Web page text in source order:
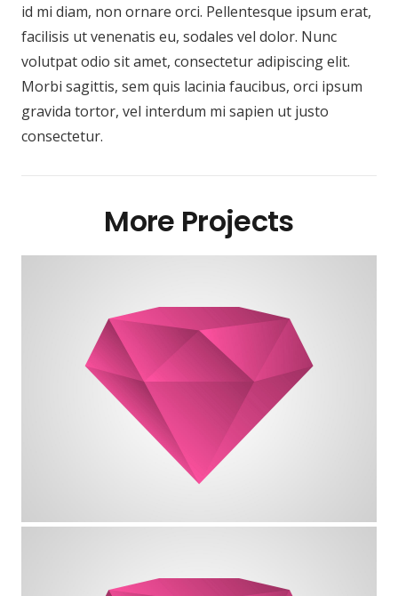
id mi diam, non ornare orci. Pellentesque ipsum erat,
facilisis ut venenatis eu, sodales vel dolor. Nunc
volutpat odio sit amet, consectetur adipiscing elit.
Morbi sagittis, sem quis lacinia faucibus, orci ipsum
gravida tortor, vel interdum mi sapien ut justo
consectetur.
More Projects